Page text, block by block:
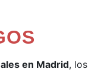
en Madrid, los